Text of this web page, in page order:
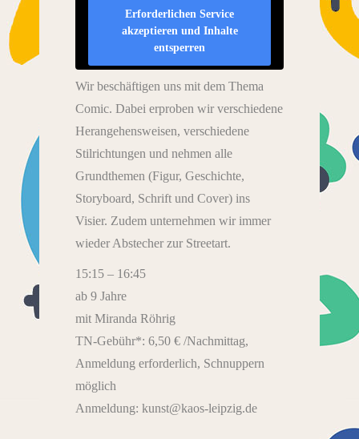
Erforderlichen Service
akzeptieren und Inhalte
entsperren
Wir beschäftigen uns mit dem Thema
Comic. Dabei erproben wir verschiedene
Herangehensweisen, verschiedene
Stilrichtungen und nehmen alle
Grundthemen (Figur, Geschichte,
Storyboard, Schrift und Cover) ins
Visier. Zudem unternehmen wir immer
wieder Abstecher zur Streetart.
15:15 – 16:45
ab 9 Jahre
mit Miranda Röhrig
TN-Gebühr*: 6,50 € /Nachmittag,
Anmeldung erforderlich, Schnuppern
möglich
Anmeldung: kunst@kaos-leipzig.de